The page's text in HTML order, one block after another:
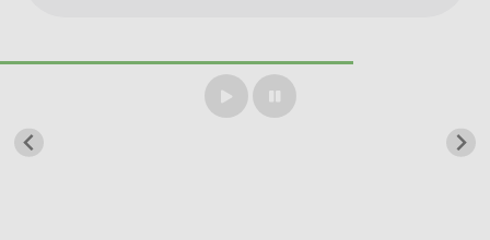
Perguntas Frequentes
Controle Interno